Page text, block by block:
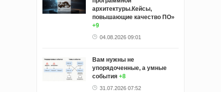
архитектуры.Кейсы,
повышающие качество ПО»
+9
04.08.2026 09:01
Вам нужны не
упорядоченные, а умные
события +8
31.07.2026 07:52